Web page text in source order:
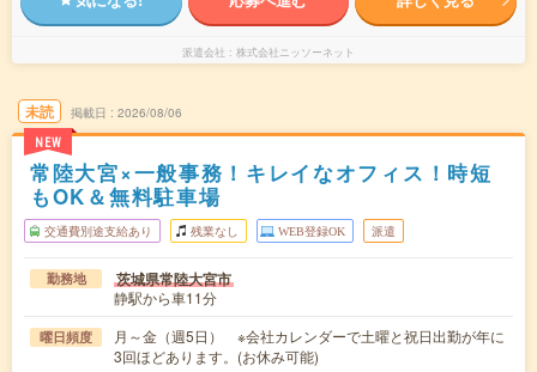
派遣会社 株式会社ニッソーネット
未読
NEW
掲載日 2026/08/06
常陸大宮×一般事務！キレイなオフィス！時短
もOK＆無料駐車場
交通費別途支給あり 残業なし WEB登録OK 派遣
勤務地 茨城県常陸大宮市
静駅から車11分
曜日頻度
月～金（週5日） ※会社カレンダーで土曜と祝日出勤が年に
3回ほどあります。(お休み可能)